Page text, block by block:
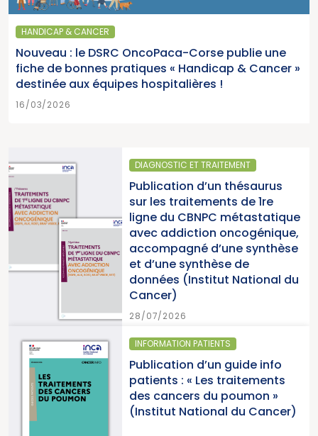
HANDICAP & CANCER
Nouveau : le DSRC OncoPaca-Corse publie une
fiche de bonnes pratiques « Handicap & Cancer »
destinée aux équipes hospitalières !
16/03/2026
DIAGNOSTIC ET TRAITEMENT
Publication d’un thésaurus
sur les traitements de 1re
ligne du CBNPC métastatique
avec addiction oncogénique,
accompagné d’une synthèse
et d’une synthèse de
données (Institut National du
Cancer)
28/07/2026
INFORMATION PATIENTS
Publication d’un guide info
patients : « Les traitements
des cancers du poumon »
(Institut National du Cancer)